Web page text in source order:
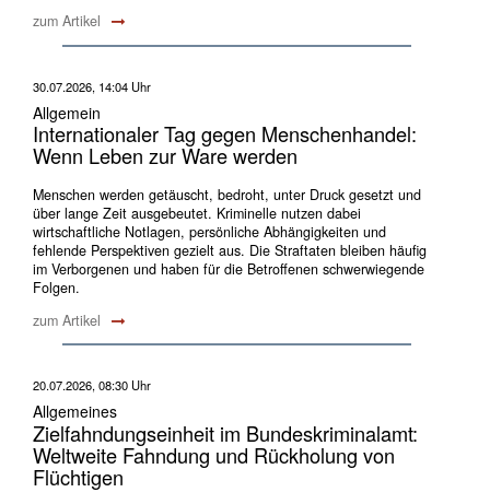
zum Artikel
30.07.2026, 14:04 Uhr
Allgemein
Internationaler Tag gegen Menschenhandel:
Wenn Leben zur Ware werden
Menschen werden getäuscht, bedroht, unter Druck gesetzt und
über lange Zeit ausgebeutet. Kriminelle nutzen dabei
wirtschaftliche Notlagen, persönliche Abhängigkeiten und
fehlende Perspektiven gezielt aus. Die Straftaten bleiben häufig
im Verborgenen und haben für die Betroffenen schwerwiegende
Folgen.
zum Artikel
20.07.2026, 08:30 Uhr
Allgemeines
Zielfahndungseinheit im Bundeskriminalamt:
Weltweite Fahndung und Rückholung von
Flüchtigen